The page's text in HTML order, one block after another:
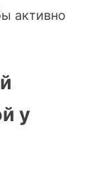
активно
у